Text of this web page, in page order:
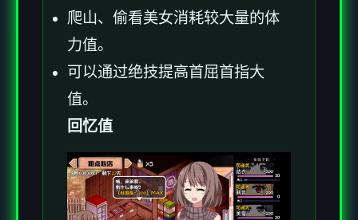
爬山、偷看美女消耗较大量的体
力值。
可以通过绝技提高首屈首指大
值。
回忆值